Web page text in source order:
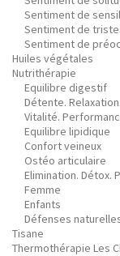
Sentiment de
Sentiment de
Sentiment de
Huiles végétales
Nutrithérapie
Equilibre digestif
Détente.
Vitalité.
Equilibre lipidique
Confort veineux
Ostéo articulaire
Elimination. Détox.
Femme
Enfants
Défenses
Tisane
Thermothérapie Les